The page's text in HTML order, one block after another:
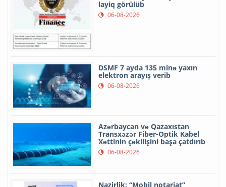
layiq görülüb
06-08-2026
DSMF 7 ayda 135 minə yaxın
elektron arayış verib
06-08-2026
Azərbaycan və Qazaxıstan
Transxəzər Fiber-Optik Kabel
Xəttinin çəkilişini başa çatdırıb
06-08-2026
Nazirlik: “Mobil notariat”